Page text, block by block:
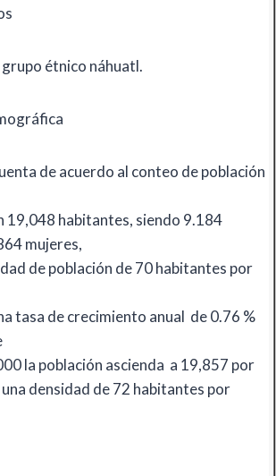
étnico náhuatl.
de acuerdo al conteo de población
19,048 habitantes, siendo 9.184
mujeres,
de población de 70 habitantes por
tasa de crecimiento anual de 0.76 %
la población ascienda a 19,857 por
densidad de 72 habitantes por